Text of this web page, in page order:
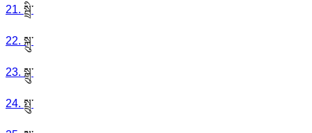
21. སྦྲི་
22. སྐྲུ་
23. སྒྲུ་
24. སྤྲུ་